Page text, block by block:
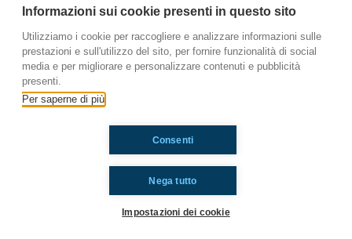
broadcast a radio marathon about the 3rd
40 cities in 18 countries around the globe. Stay
tuned!
#OkkinSu www.radioimmaginaria.it
Ti è piaciuto? Condividilo!
Informazioni sui cookie presenti in questo sito
Utilizziamo i cookie per raccogliere e analizzare informazioni sulle
prestazioni e sull'utilizzo del sito, per fornire funzionalità di social
media e per migliorare e personalizzare contenuti e pubblicità
presenti.
Per saperne di più
Nega tutto
Consenti
Impostazioni dei cookie